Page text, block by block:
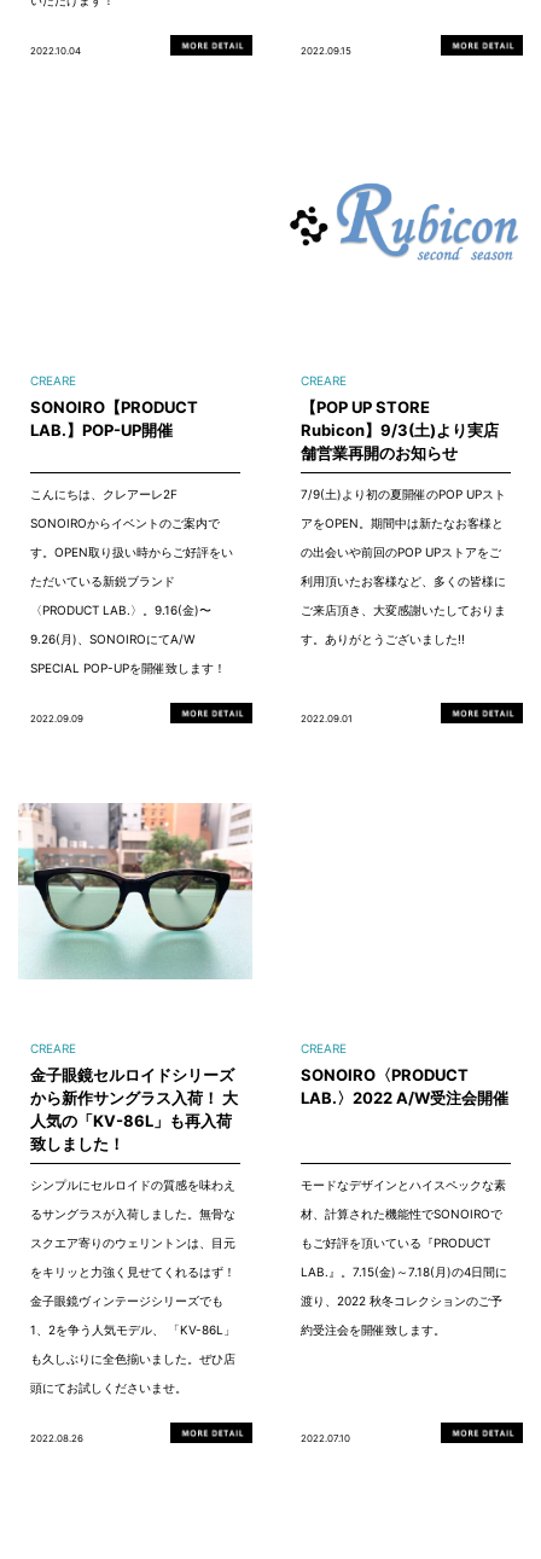
2022.10.04 2022.09.15
CREARE
SONOIRO【PRODUCT
LAB.】POP-UP開催
こんにちは、クレアーレ2F
SONOIROからイベントのご案内で
す。OPEN取り扱い時からご好評をい
ただいている新鋭ブランド
〈PRODUCT LAB.〉。9.16(金)〜
9.26(月)、SONOIROにてA/W
SPECIAL POP-UPを開催致します！
2022.09.09
CREARE
【POP UP STORE
Rubicon】9/3(土)より実店
舗営業再開のお知らせ
7/9(土)より初の夏開催のPOP UPスト
アをOPEN。期間中は新たなお客様と
の出会いや前回のPOP UPストアをご
利用頂いたお客様など、多くの皆様に
ご来店頂き、大変感謝いたしておりま
す。ありがとうございました!!
2022.09.01
CREARE
金子眼鏡セルロイドシリーズ
から新作サングラス入荷！ 大
人気の「KV-86L」も再入荷
致しました！
シンプルにセルロイドの質感を味わえ
るサングラスが入荷しました。無骨な
スクエア寄りのウェリントンは、目元
をキリッと力強く見せてくれるはず！
金子眼鏡ヴィンテージシリーズでも
1、2を争う人気モデル、 「KV-86L」
も久しぶりに全色揃いました。ぜひ店
頭にてお試しくださいませ。
2022.08.26
CREARE
SONOIRO〈PRODUCT
LAB.〉2022 A/W受注会開催
モードなデザインとハイスペックな素
材、計算された機能性でSONOIROで
もご好評を頂いている『PRODUCT
LAB.』。7.15(金)～7.18(月)の4日間に
渡り、2022 秋冬コレクションのご予
約受注会を開催致します。
2022.07.10